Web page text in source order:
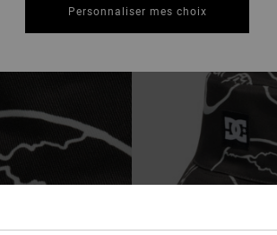
Personnaliser mes choix